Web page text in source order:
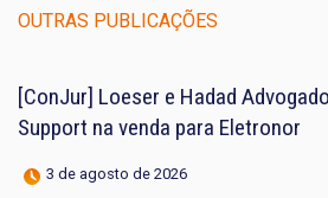
OUTRAS PUBLICAÇÕES
[ConJur] Loeser e Hadad
Support na venda para Eletronor
3 de agosto de 2026